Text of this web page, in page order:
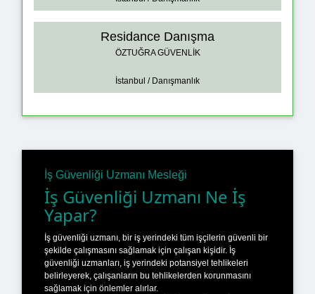
Residance Danışma
ÖZTUĞRA GÜVENLİK
İstanbul / Danışmanlık
İş Güvenliği Uzmanı Mesleği
İş Güvenliği Uzmanı Ne İş
Yapar?
İş güvenliği uzmanı, bir iş yerindeki tüm işçilerin güvenli bir
şekilde çalışmasını sağlamak için çalışan kişidir. İş
güvenliği uzmanları, iş yerindeki potansiyel tehlikeleri
belirleyerek, çalışanların bu tehlikelerden korunmasını
sağlamak için önlemler alırlar.